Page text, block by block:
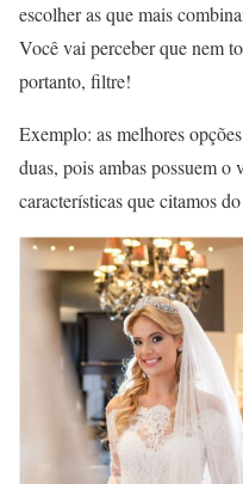
escolher as que mais
Você vai perceber que nem
portanto, filtre!
Exemplo: as melhores
duas, pois ambas possuem o
características que citamos